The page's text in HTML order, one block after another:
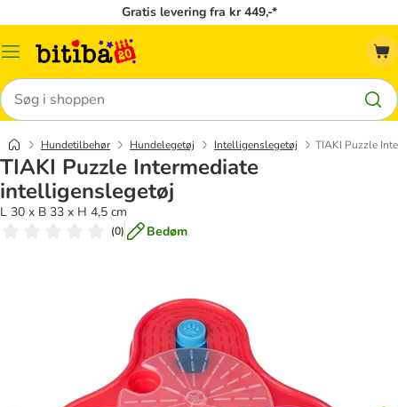
Gratis levering fra kr 449,-*
Menu
Søg
Hundetilbehør Hundelegetøj Intelligenslegetøj TIAKI Puzzle
TIAKI Puzzle Intermediate
intelligenslegetøj
L 30 x B 33 x H 4,5 cm
(0) Bedøm